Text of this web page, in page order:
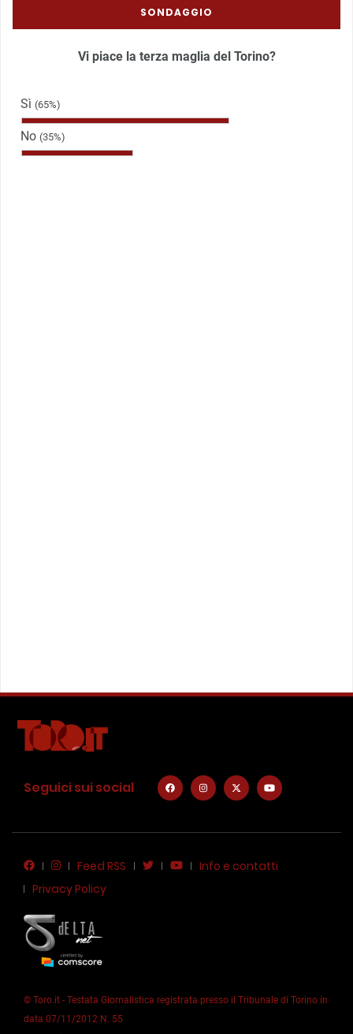
SONDAGGIO
Vi piace la terza maglia del Torino?
Sì (65%)
No (35%)
Seguici sui social
Feed RSS
Info e contatti
Privacy Policy
© Toro.it - Testata Giornalistica registrata presso il Tribunale di Torino in
data 07/11/2012 N. 55